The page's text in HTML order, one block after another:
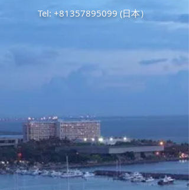
Tel: +81357895099 (日本）